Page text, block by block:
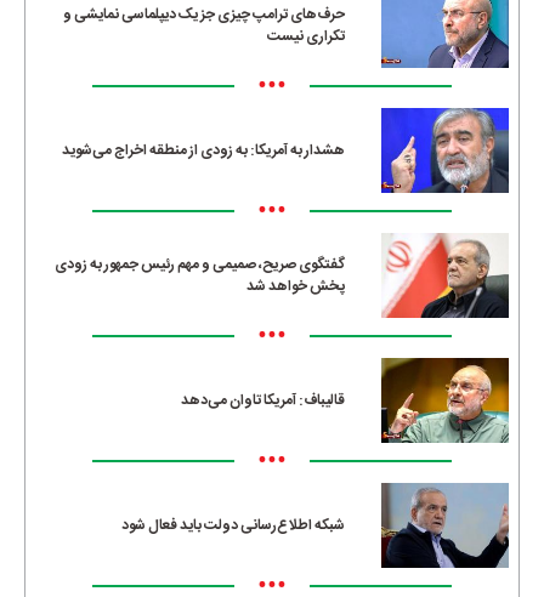
حرف‌های ترامپ چیزی جز یک دیپلماسی نمایشی و
تکراری نیست
•••
هشدار به آمریکا: به زودی از منطقه اخراج می‌شوید
•••
گفتگوی صریح، صمیمی و مهم رئیس جمهور به زودی
پخش خواهد شد
•••
قالیباف: آمریکا تاوان می‌دهد
•••
شبکه اطلاع‌رسانی دولت باید فعال شود
•••